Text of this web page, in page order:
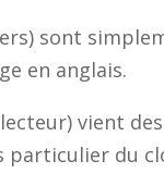
sont
en anglais.
vient
particulier du